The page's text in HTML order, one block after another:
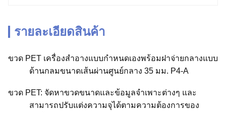
รายละเอียดสินค้า
ขวด PET เครื่องสำอางแบบกำหนดเองพร้อมฝาจ่ายกลางแบบ
ด้านกลมขนาดเส้นผ่านศูนย์กลาง 35 มม. P4-A
ขวด PET: จัดหาขวดขนาดและข้อมูลจำเพาะต่างๆ และ
สามารถปรับแต่งความจุได้ตามความต้องการของ